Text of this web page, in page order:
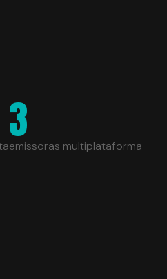
3
emissoras multiplataforma